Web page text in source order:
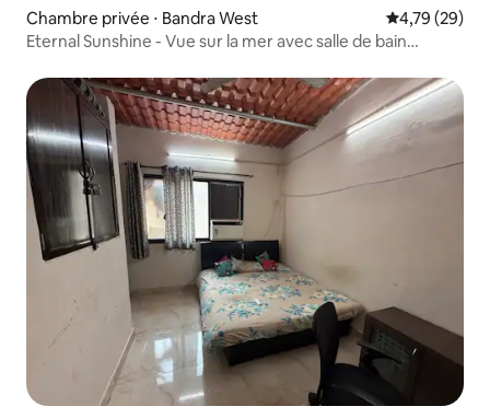
Chambre privée ⋅ Bandra West Évaluation
4,79 (29)
Eternal Sunshine - Vue sur la mer avec salle de bain